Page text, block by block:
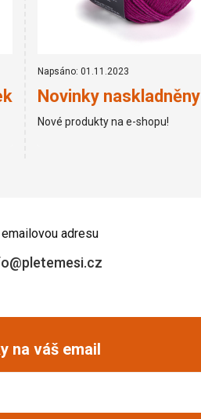
Napsáno: 01.11.2023
Novinky naskladněny
Nové produkty na e-shopu!
adresu
na váš email